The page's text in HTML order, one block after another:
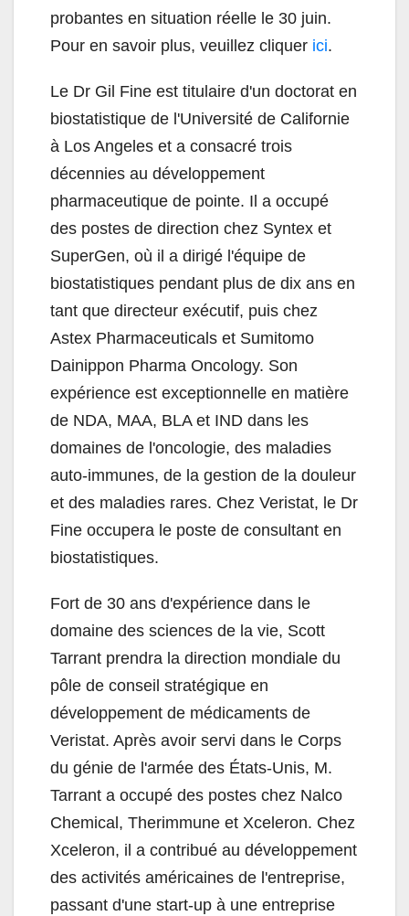
probantes en situation réelle le 30 juin.
Pour en savoir plus, veuillez cliquer ici.
Le Dr Gil Fine est titulaire d'un doctorat en
biostatistique de l'Université de Californie
à Los Angeles et a consacré trois
décennies au développement
pharmaceutique de pointe. Il a occupé
des postes de direction chez Syntex et
SuperGen, où il a dirigé l'équipe de
biostatistiques pendant plus de dix ans en
tant que directeur exécutif, puis chez
Astex Pharmaceuticals et Sumitomo
Dainippon Pharma Oncology. Son
expérience est exceptionnelle en matière
de NDA, MAA, BLA et IND dans les
domaines de l'oncologie, des maladies
auto-immunes, de la gestion de la douleur
et des maladies rares. Chez Veristat, le Dr
Fine occupera le poste de consultant en
biostatistiques.
Fort de 30 ans d'expérience dans le
domaine des sciences de la vie, Scott
Tarrant prendra la direction mondiale du
pôle de conseil stratégique en
développement de médicaments de
Veristat. Après avoir servi dans le Corps
du génie de l'armée des États-Unis, M.
Tarrant a occupé des postes chez Nalco
Chemical, Therimmune et Xceleron. Chez
Xceleron, il a contribué au développement
des activités américaines de l'entreprise,
passant d'une start-up à une entreprise